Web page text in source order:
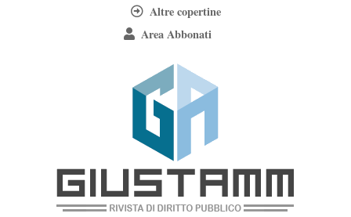
Altre copertine
Area Abbonati